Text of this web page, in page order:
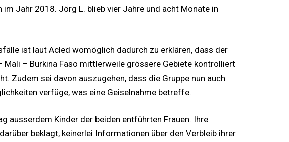
im Jahr 2018. Jörg L. blieb vier Jahre und acht Monate in
ist laut Acled womöglich dadurch zu erklären, dass der
Mali – Burkina Faso mittlerweile grössere Gebiete kontrolliert
Zudem sei davon auszugehen, dass die Gruppe nun auch
verfüge, was eine Geiselnahme betreffe.
ausserdem Kinder der beiden entführten Frauen. Ihre
beklagt, keinerlei Informationen über den Verbleib ihrer